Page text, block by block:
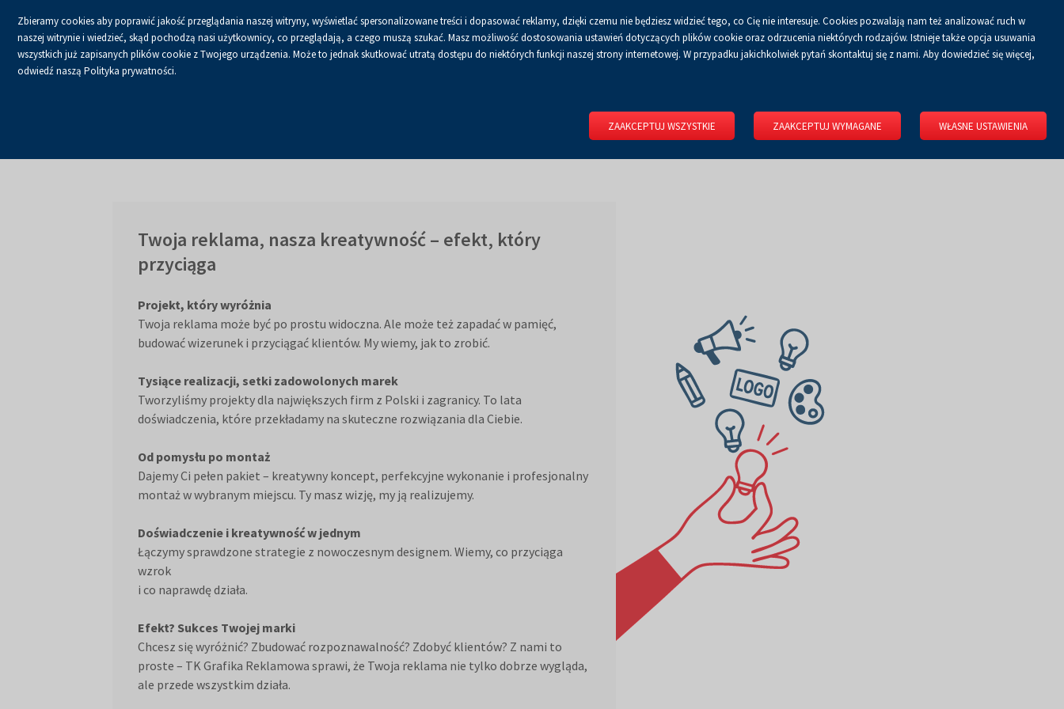
Twoja reklama, nasza kreatywność – efekt, który
przyciąga
Projekt, który wyróżnia
Twoja reklama może być po prostu widoczna. Ale może też zapadać w pamięć,
budować wizerunek i przyciągać klientów. My wiemy, jak to zrobić.
Tysiące realizacji, setki zadowolonych marek
Tworzyliśmy projekty dla największych firm z Polski i zagranicy. To lata
doświadczenia, które przekładamy na skuteczne rozwiązania dla Ciebie.
Od pomysłu po montaż
Dajemy Ci pełen pakiet – kreatywny koncept, perfekcyjne wykonanie i profesjonalny
montaż w wybranym miejscu. Ty masz wizję, my ją realizujemy.
Doświadczenie i kreatywność w jednym
Łączymy sprawdzone strategie z nowoczesnym designem. Wiemy, co przyciąga
wzrok
i co naprawdę działa.
Efekt? Sukces Twojej marki
Chcesz się wyróżnić? Zbudować rozpoznawalność? Zdobyć klientów? Z nami to
proste – TK Grafika Reklamowa sprawi, że Twoja reklama nie tylko dobrze wygląda,
ale przede wszystkim działa.
Zbieramy cookies aby poprawić jakość przeglądania naszej witryny, wyświetlać spersonalizowane treści i dopasować reklamy, dzięki czemu nie będziesz widzieć tego, co Cię nie interesuje. Cookies pozwalają nam też analizować ruch w
naszej witrynie i wiedzieć, skąd pochodzą nasi użytkownicy, co przeglądają, a czego muszą szukać. Masz możliwość dostosowania ustawień dotyczących plików cookie oraz odrzucenia niektórych rodzajów. Istnieje także opcja usuwania
wszystkich już zapisanych plików cookie z Twojego urządzenia. Może to jednak skutkować utratą dostępu do niektórych funkcji naszej strony internetowej. W przypadku jakichkolwiek pytań skontaktuj się z nami. Aby dowiedzieć się więcej,
odwiedź naszą Polityka prywatności.
ZAAKCEPTUJ WSZYSTKIE ZAAKCEPTUJ WYMAGANE WŁASNE USTAWIENIA